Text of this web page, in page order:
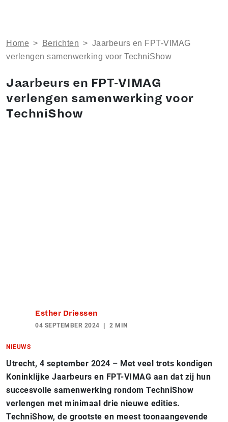
Home > Berichten > Jaarbeurs en FPT-VIMAG
verlengen samenwerking voor TechniShow
Jaarbeurs en FPT-VIMAG
verlengen samenwerking voor
TechniShow
Esther Driessen
04 SEPTEMBER 2024 2 MIN
NIEUWS
Utrecht, 4 september 2024 – Met veel trots kondigen
Koninklijke Jaarbeurs en FPT-VIMAG aan dat zij hun
succesvolle samenwerking rondom TechniShow
verlengen met minimaal drie nieuwe edities.
TechniShow, de grootste en meest toonaangevende